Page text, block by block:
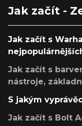
Jak začít -
Jak začít s
Jak začít s
nástroje,
S jakým
Jak začít s Bolt